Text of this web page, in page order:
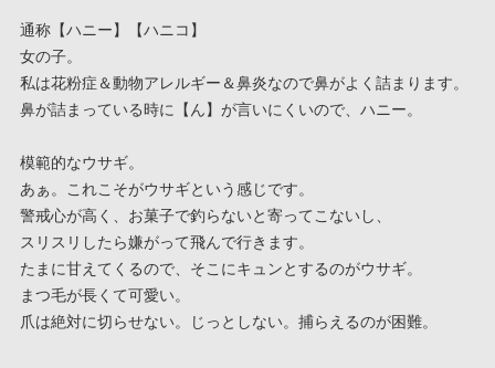
通称【ハニー】【ハニコ】
女の子。
私は花粉症＆動物アレルギー＆鼻炎なので鼻がよく詰まります。
鼻が詰まっている時に【ん】が言いにくいので、ハニー。
模範的なウサギ。
あぁ。これこそがウサギという感じです。
警戒心が高く、お菓子で釣らないと寄ってこないし、
スリスリしたら嫌がって飛んで行きます。
たまに甘えてくるので、そこにキュンとするのがウサギ。
まつ毛が長くて可愛い。
爪は絶対に切らせない。じっとしない。捕らえるのが困難。